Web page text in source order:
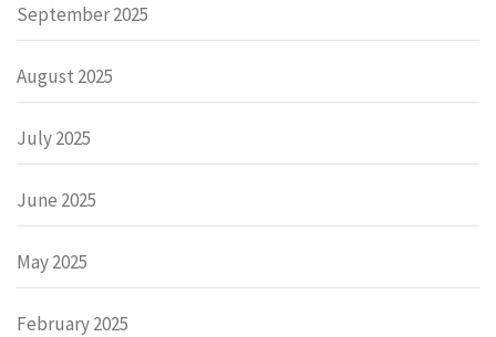
September 2025
August 2025
July 2025
June 2025
May 2025
February 2025